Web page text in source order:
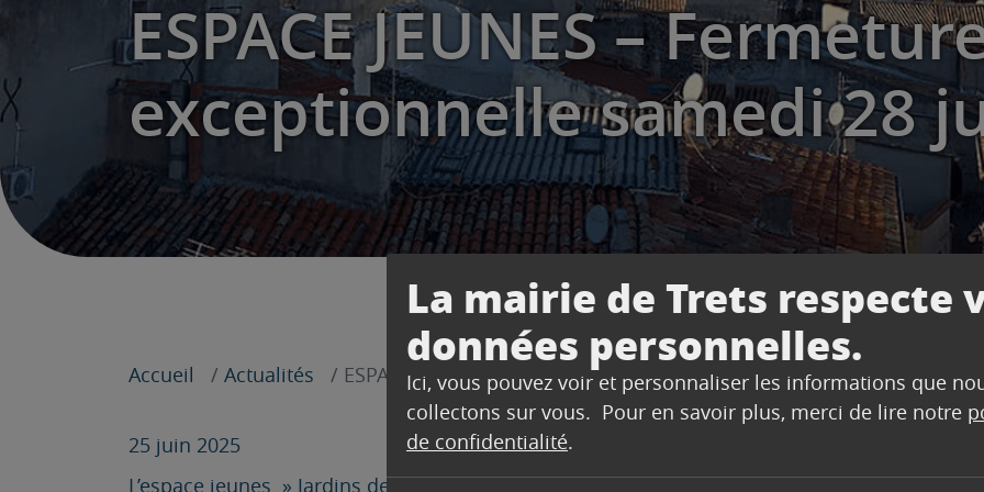
La mairie de Trets respecte
données personnelles.
Ici, vous pouvez voir et personnaliser les informations que
collectons sur vous. Pour en savoir plus, merci de lire notre
de confidentialité.
ESPACE JEUNES –
exceptionnelle samedi 28
Accueil Actualités ESPACE JEUNES – Fermeture exceptionnelle samedi 28 juin 2025
25 juin 2025
L’espace jeunes » Jardins de la Mine » sera exceptionnellement fermé le samedi 28 juin.